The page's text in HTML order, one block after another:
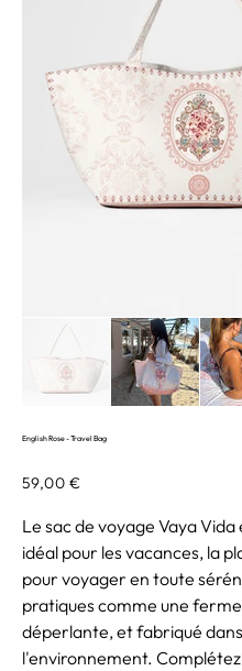
English Rose - Travel Bag
Prix
59,00 €
Le sac de voyage Vaya
idéal pour les vacances, la
pour voyager en toute
pratiques comme une
déperlante, et fabriqué
l'environnement.